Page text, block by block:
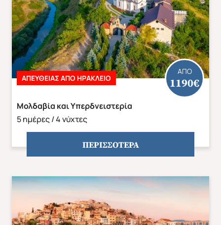
Μολδαβία και Υπερδνειστερία
5 ημέρες / 4 νύχτες
ΑΠΟ
1190€
ΑΠΕΥΘΕΙΑΣ ΑΠΟ ΗΡΑΚΛΕΙΟ
ΠΕΡΙΣΣΟΤΕΡΑ